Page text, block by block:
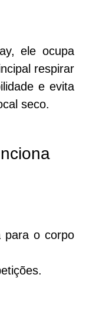
ele ocupa
respirar
e evita
seco.
para o corpo